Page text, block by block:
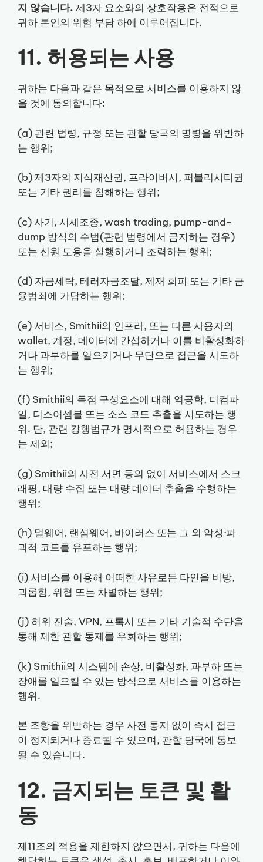
지 않습니다. 제3자 요소와의 상호작용은 전적으로
귀하 본인의 위험 부담 하에 이루어집니다.
11. 허용되는 사용
귀하는 다음과 같은 목적으로 서비스를 이용하지 않
을 것에 동의합니다:
(a) 관련 법령, 규정 또는 관할 당국의 명령을 위반하
는 행위;
(b) 제3자의 지식재산권, 프라이버시, 퍼블리시티권
또는 기타 권리를 침해하는 행위;
(c) 사기, 시세조종, wash trading, pump-and-
dump 방식의 수법(관련 법령에서 금지하는 경우)
또는 신원 도용을 실행하거나 조력하는 행위;
(d) 자금세탁, 테러자금조달, 제재 회피 또는 기타 금
융범죄에 가담하는 행위;
(e) 서비스, Smithii의 인프라, 또는 다른 사용자의
wallet, 계정, 데이터에 간섭하거나 이를 비활성화하
거나 과부하를 일으키거나 무단으로 접근을 시도하
는 행위;
(f) Smithii의 독점 구성요소에 대해 역공학, 디컴파
일, 디스어셈블 또는 소스 코드 추출을 시도하는 행
위. 단, 관련 강행법규가 명시적으로 허용하는 경우
는 제외;
(g) Smithii의 사전 서면 동의 없이 서비스에서 스크
래핑, 대량 수집 또는 대량 데이터 추출을 수행하는
행위;
(h) 멀웨어, 랜섬웨어, 바이러스 또는 그 외 악성·파
괴적 코드를 유포하는 행위;
(i) 서비스를 이용해 어떠한 사유로든 타인을 비방,
괴롭힘, 위협 또는 차별하는 행위;
(j) 허위 진술, VPN, 프록시 또는 기타 기술적 수단을
통해 제한 관할 통제를 우회하는 행위;
(k) Smithii의 시스템에 손상, 비활성화, 과부하 또는
장애를 일으킬 수 있는 방식으로 서비스를 이용하는
행위.
본 조항을 위반하는 경우 사전 통지 없이 즉시 접근
이 정지되거나 종료될 수 있으며, 관할 당국에 통보
될 수 있습니다.
12. 금지되는 토큰 및 활
동
제11조의 적용을 제한하지 않으면서, 귀하는 다음에